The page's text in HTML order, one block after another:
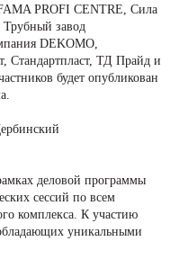
PROFI CENTRE, Сила
завод
DEKOMO,
Стандартпласт, ТД Прайд и
будет опубликован
деловой программы
сессий по всем
комплекса. К участию
уникальными